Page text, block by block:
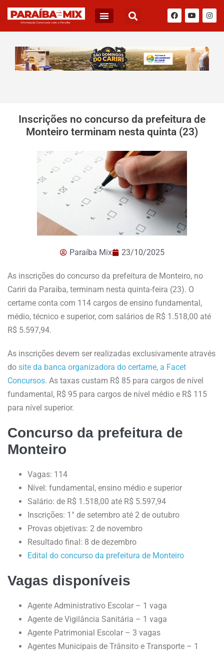
Inscrições no concurso da prefeitura de
Monteiro terminam nesta quinta (23)
Paraíba Mix 23/10/2025
As inscrições do concurso da prefeitura de Monteiro, no
Cariri da Paraíba, terminam nesta quinta-feira (23). O
certame conta com 114 cargos de ensino fundamental,
médio, técnico e superior, com salários de R$ 1.518,00 até
R$ 5.597,94.
As inscrições devem ser realizadas exclusivamente através
do site da banca organizadora do certame, a Facet
Concursos. As taxas custam R$ 85 para cargos de nível
fundamental, R$ 95 para cargos de nível médio e R$ 115
para nível superior.
Concurso da prefeitura de
Monteiro
Vagas: 114
Nível: fundamental, ensino médio e superior
Salário: de R$ 1.518,00 até R$ 5.597,94
Inscrições: 1° de setembro até 2 de outubro
Provas objetivas: 2 de novembro
Resultado final: 8 de dezembro
Edital do concurso da prefeitura de Monteiro
Vagas disponíveis
Agente Administrativo Escolar – 1 vaga
Agente de Vigilância Sanitária – 1 vaga
Agente Patrimonial Escolar – 3 vagas
Agentes Municipais de Trânsito e Transporte – 1